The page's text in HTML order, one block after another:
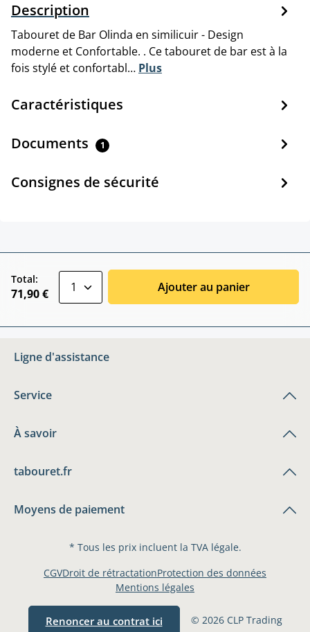
Description
Tabouret de Bar Olinda en similicuir - Design
moderne et Confortable. . Ce tabouret de bar est à la
fois stylé et confortabl… Plus
Caractéristiques
Documents 1
Consignes de sécurité
Total:
71,90 € Ajouter au panier
Ligne d'assistance
Service
À savoir
tabouret.fr
Moyens de paiement
* Tous les prix incluent la TVA légale.
Renoncer au contrat ici © 2026 CLP Trading
CGVDroit de rétractationProtection des données
Mentions légales